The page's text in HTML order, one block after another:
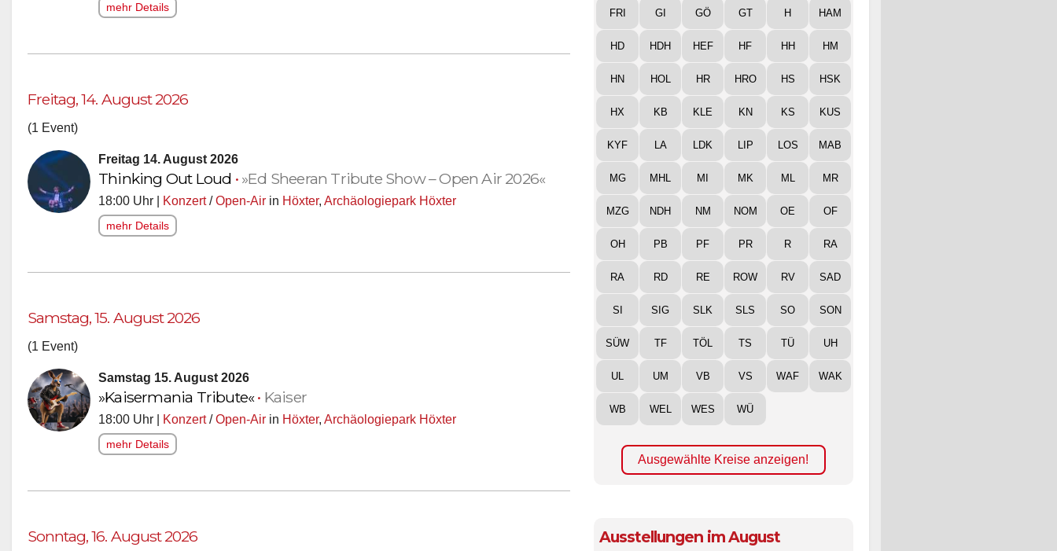
mehr Details
Freitag, 14. August 2026
(1 Event)
Freitag 14. August 2026
Thinking Out Loud • »Ed Sheeran Tribute Show – Open Air 2026«
18:00 Uhr | Konzert/Open-Air in Höxter, Archäologiepark Höxter
mehr Details
Samstag, 15. August 2026
(1 Event)
Samstag 15. August 2026
»Kaisermania Tribute«• Kaiser
18:00 Uhr | Konzert/Open-Air in Höxter, Archäologiepark Höxter
mehr Details
Sonntag, 16. August 2026
FRI GI GÖ GT H HAM
HD HDH HEF HF HH HM
HN HOL HR HRO HS HSK
HX KB KLE KN KS KUS
KYF LA LDK LIP LOS MAB
MG MHL MI MK ML MR
MZG NDH NM NOM OE OF
OH PB PF PR R RA
RA RD RE ROW RV SAD
SI SIG SLK SLS SO SON
SÜW TF TÖL TS TÜ UH
UL UM VB VS WAF WAK
WB WEL WES WÜ
Ausgewählte Kreise anzeigen!
Ausstellungen im August